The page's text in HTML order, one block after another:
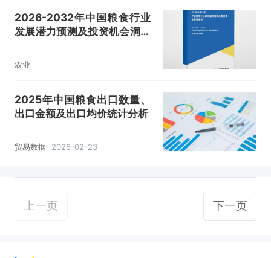
2026-2032年中国粮食行业
发展潜力预测及投资机会洞察
农业
2025年中国粮食出口数量、
出口金额及出口均价统计分析
贸易数据 2026-02-23
上一页 下一页